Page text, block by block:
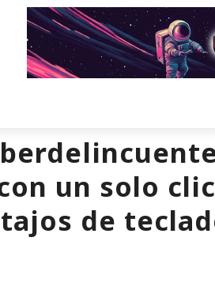
un solo
de